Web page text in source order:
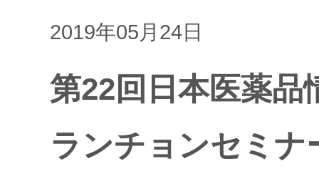
2019年05月24日
第22回日本医薬品
ランチョンセミ